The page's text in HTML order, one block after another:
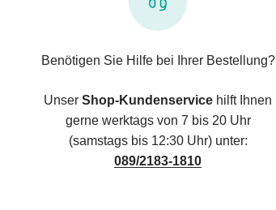
Benötigen Sie Hilfe bei Ihrer Bestellung?
Unser Shop-Kundenservice hilft Ihnen
gerne werktags von 7 bis 20 Uhr
(samstags bis 12:30 Uhr) unter:
089/2183-1810